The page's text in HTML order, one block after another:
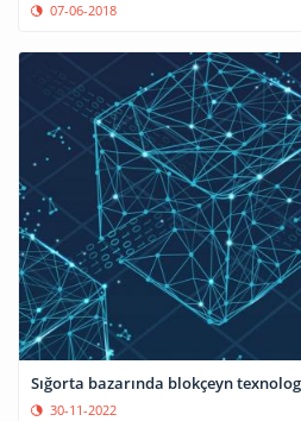
07-06-2018
Sığorta bazarında blokçeyn
30-11-2022